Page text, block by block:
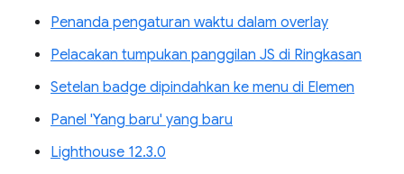
Penanda pengaturan waktu dalam overlay
Pelacakan tumpukan panggilan JS di Ringkasan
Setelan badge dipindahkan ke menu di Elemen
Panel 'Yang baru' yang baru
Lighthouse 12.3.0